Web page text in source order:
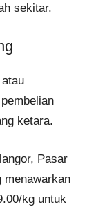
sekitar.
ketara.
Pasar
menawarkan
kg untuk